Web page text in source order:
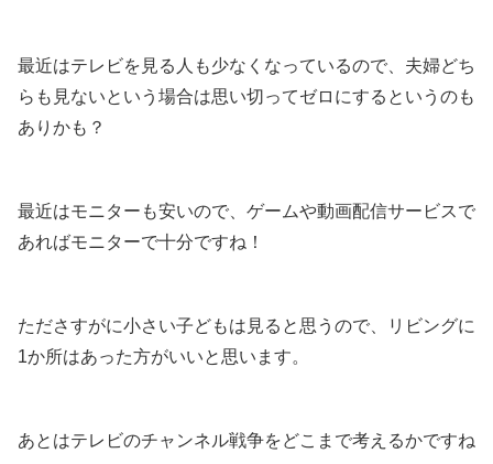
最近はテレビを見る人も少なくなっているので、夫婦どち
らも見ないという場合は思い切ってゼロにするというのも
ありかも？
最近はモニターも安いので、ゲームや動画配信サービスで
あればモニターで十分ですね！
たださすがに小さい子どもは見ると思うので、リビングに
1か所はあった方がいいと思います。
あとはテレビのチャンネル戦争をどこまで考えるかですね